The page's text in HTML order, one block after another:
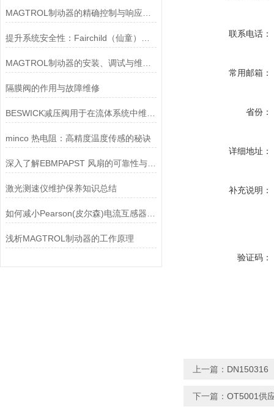
隔膜阀的作用与故障维修
minco 热电阻：高精度温度传感的秘诀
深入了解EBMPAPST 风扇的可靠性与耐用性
激光测速仪维护保养知识总结
浅析MAGTROL制动器的工作原理
联系电话：
常用邮箱：
省份：
详细地址：
补充说明：
验证码：
上一篇： DN150316
下一篇： OT5001供